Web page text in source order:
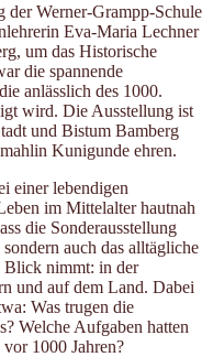
der Werner-Grampp-Schule
Eva-Maria Lechner
um das Historische
die spannende
anlässlich des 1000.
wird. Die Ausstellung ist
und Bistum Bamberg
Kunigunde ehren.
einer lebendigen
im Mittelalter hautnah
die Sonderausstellung
auch das alltägliche
Blick nimmt: in der
und auf dem Land. Dabei
Was trugen die
Welche Aufgaben hatten
1000 Jahren?